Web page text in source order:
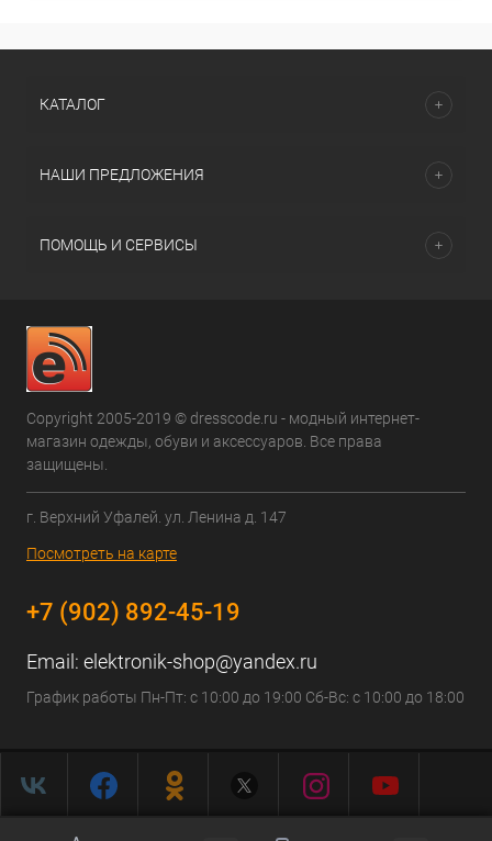
КАТАЛОГ
НАШИ ПРЕДЛОЖЕНИЯ
ПОМОЩЬ И СЕРВИСЫ
Copyright 2005-2019 © dresscode.ru - модный интернет-
магазин одежды, обуви и аксессуаров. Все права
защищены.
г. Верхний Уфалей. ул. Ленина д. 147
Посмотреть на карте
+7 (902) 892-45-19
Email: elektronik-shop@yandex.ru
График работы Пн-Пт: с 10:00 до 19:00 Сб-Вс: с 10:00 до 18:00